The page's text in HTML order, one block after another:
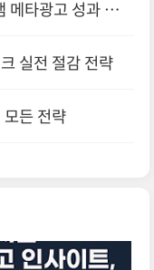
타광고 성과 극대
실전 절감 전략
든 전략